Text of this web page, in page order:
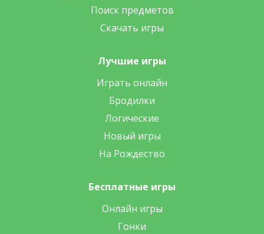
Поиск предметов
Скачать игры
Лучшие игры
Играть онлайн
Бродилки
Логические
Новый игры
На Рождество
Бесплатные игры
Онлайн игры
Гонки